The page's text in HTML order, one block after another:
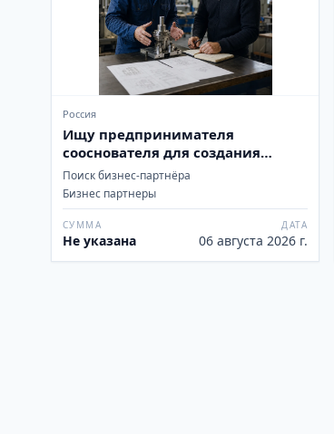
Россия
Ищу предпринимателя
сооснователя для создания
новых бизнесов
Поиск бизнес-партнёра
Бизнес партнеры
СУММА
Не указана
ДАТА
06 августа 2026 г.